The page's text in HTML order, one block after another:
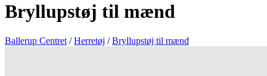
Bryllupstøj til mænd
Ballerup Centret /Herretøj /Bryllupstøj til mænd